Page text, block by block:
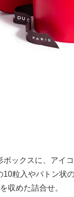
ックスに、アイ
10粒入やバトン状
収めた詰合せ。